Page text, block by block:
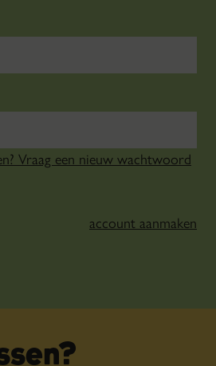
Vraag een nieuw wachtwoord
account aanmaken